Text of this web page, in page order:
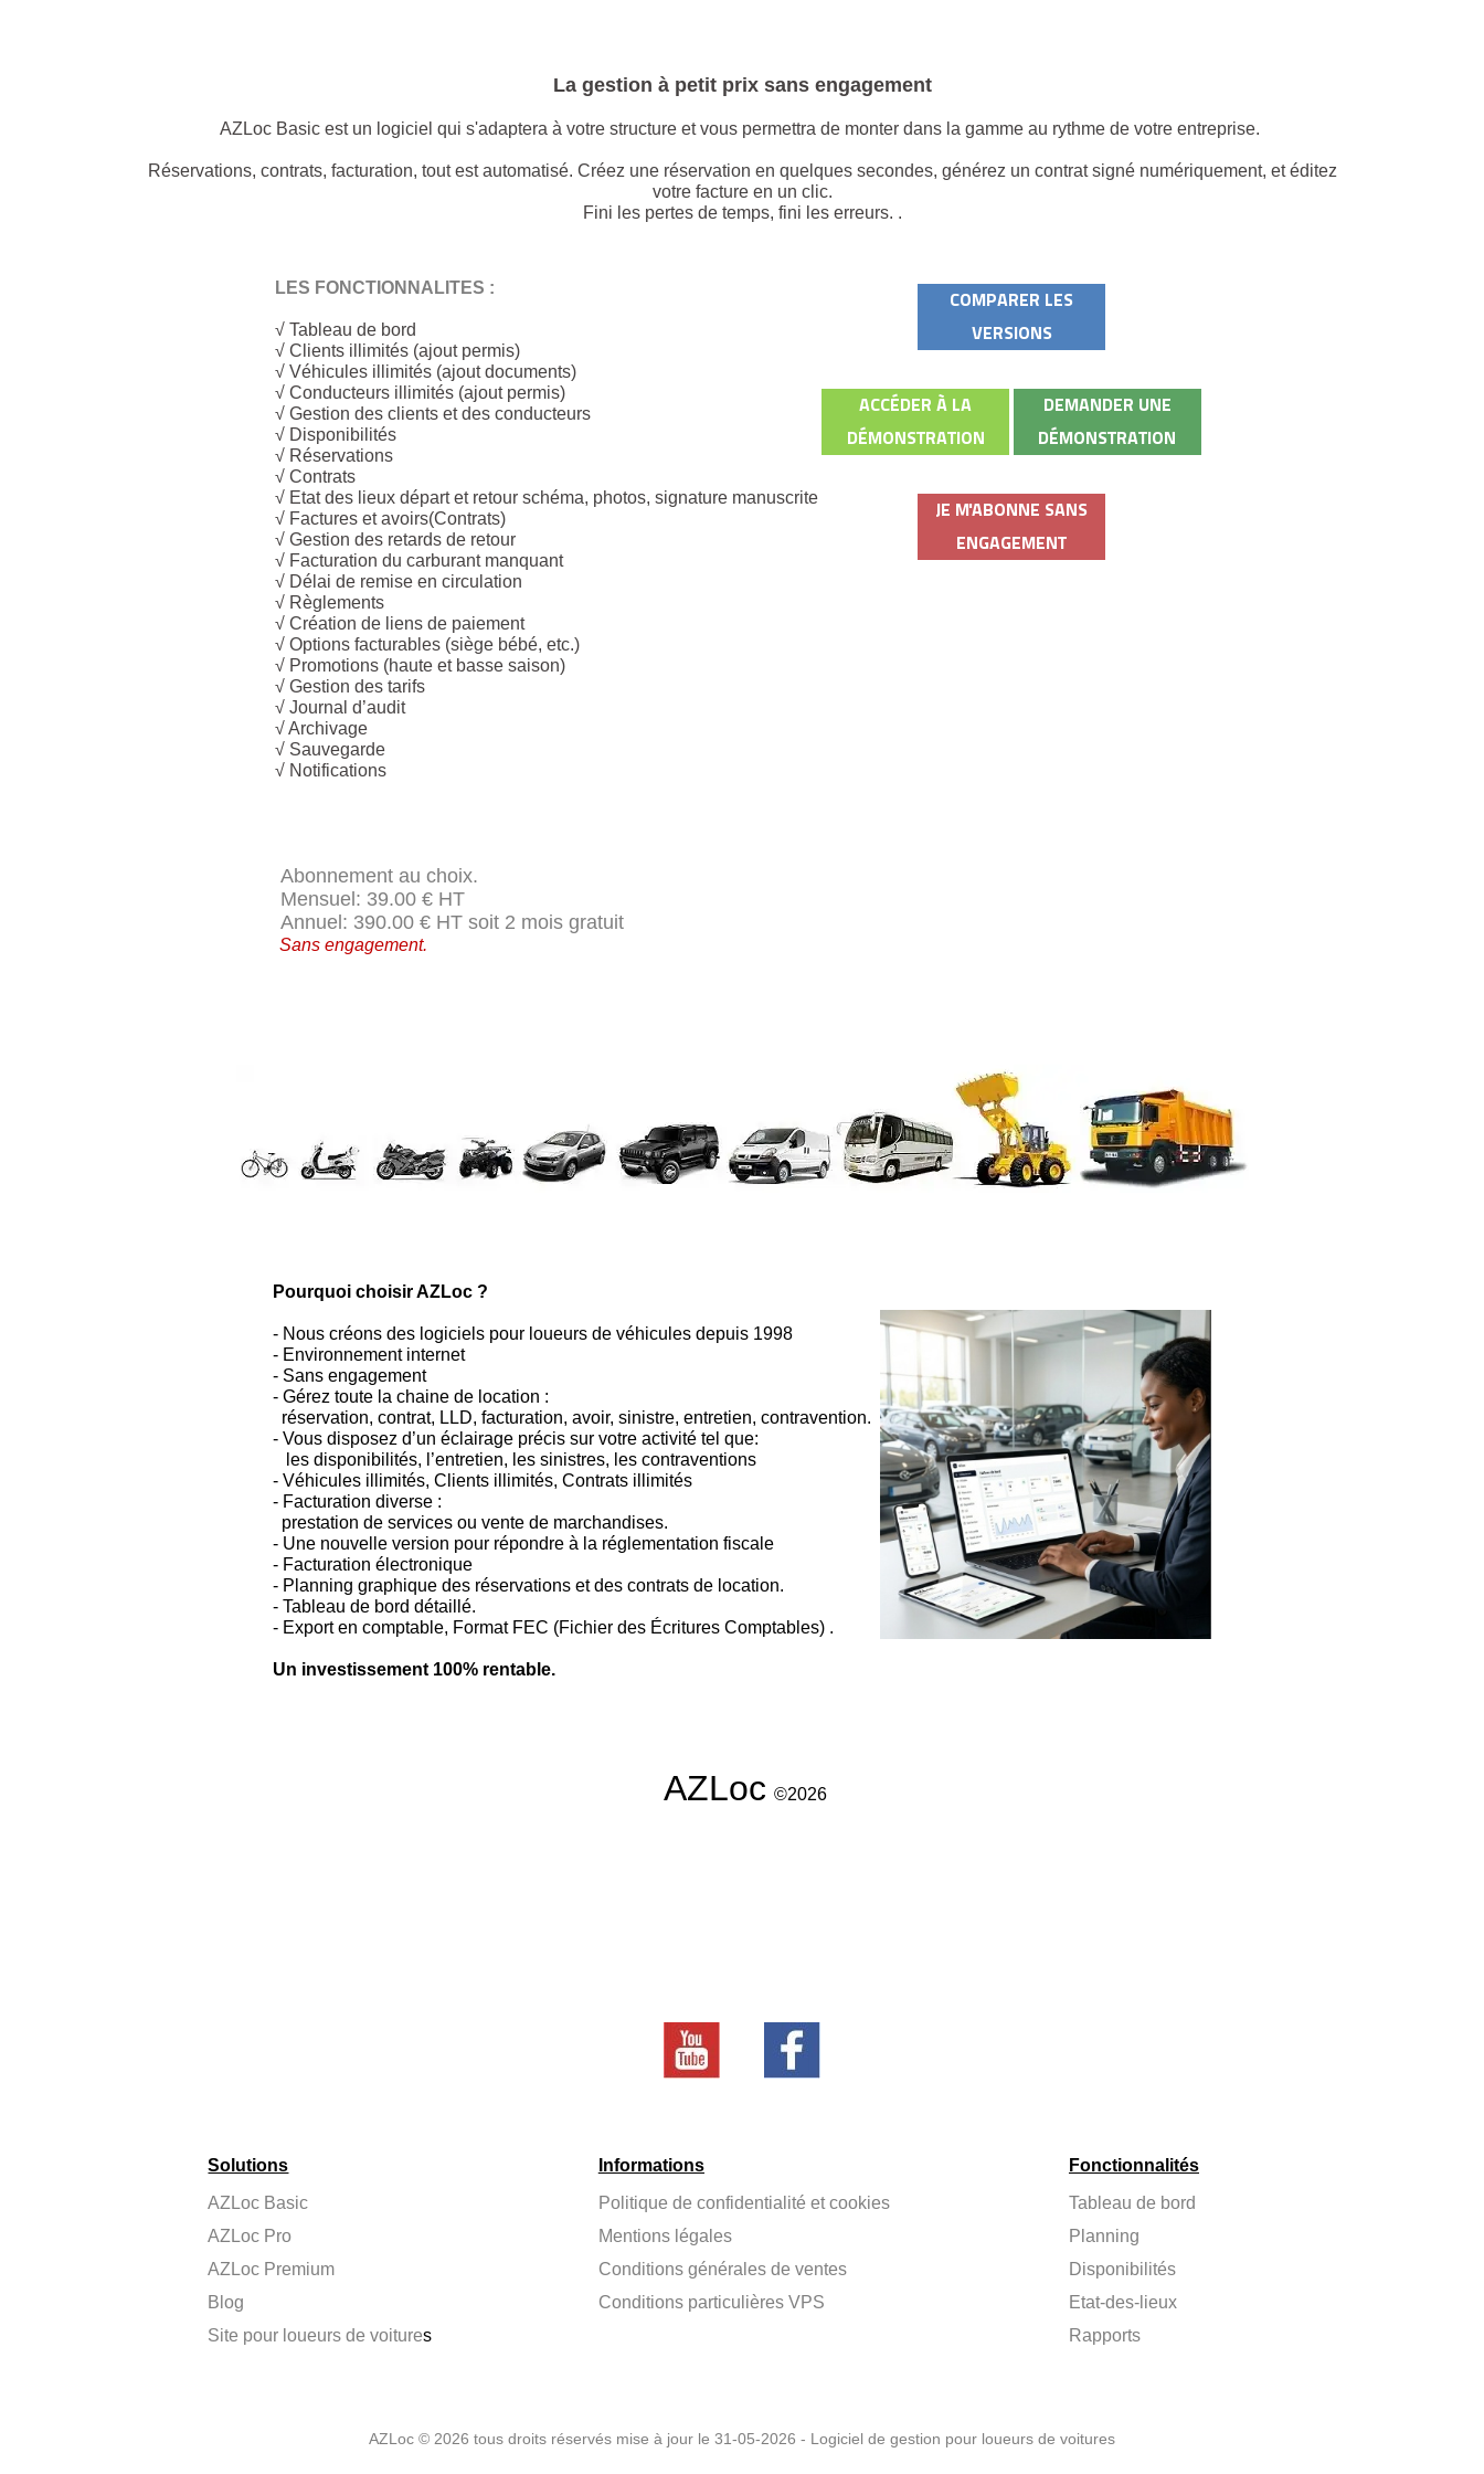
La gestion à petit prix sans engagement
AZLoc Basic est un logiciel qui s'adaptera à votre structure et vous permettra de monter dans la gamme au rythme de votre entreprise.
Réservations, contrats, facturation, tout est automatisé. Créez une réservation en quelques secondes, générez un contrat signé numériquement, et éditez
votre facture en un clic.
Fini les pertes de temps, fini les erreurs. .
LES FONCTIONNALITES :
√ Tableau de bord
√ Clients illimités (ajout permis)
√ Véhicules illimités (ajout documents)
√ Conducteurs illimités (ajout permis)
√ Gestion des clients et des conducteurs
√ Disponibilités
√ Réservations
√ Contrats
√ Etat des lieux départ et retour schéma, photos, signature manuscrite
√ Factures et avoirs(Contrats)
√ Gestion des retards de retour
√ Facturation du carburant manquant
√ Délai de remise en circulation
√ Règlements
√ Création de liens de paiement
√ Options facturables (siège bébé, etc.)
√ Promotions (haute et basse saison)
√ Gestion des tarifs
√ Journal d’audit
√ Archivage
√ Sauvegarde
√ Notifications
Abonnement au choix.
Mensuel: 39.00 € HT
Annuel: 390.00 € HT soit 2 mois gratuit
Sans engagement.
COMPARER LES
VERSIONS
ACCÉDER À LA
DÉMONSTRATION
DEMANDER UNE
DÉMONSTRATION
JE M'ABONNE SANS
ENGAGEMENT
Pourquoi choisir AZLoc ?
- Nous créons des logiciels pour loueurs de véhicules depuis 1998
- Environnement internet
- Sans engagement
- Gérez toute la chaine de location :
réservation, contrat, LLD, facturation, avoir, sinistre, entretien, contravention.
- Vous disposez d’un éclairage précis sur votre activité tel que:
les disponibilités, l’entretien, les sinistres, les contraventions
- Véhicules illimités, Clients illimités, Contrats illimités
- Facturation diverse :
prestation de services ou vente de marchandises.
- Une nouvelle version pour répondre à la réglementation fiscale
- Facturation électronique
- Planning graphique des réservations et des contrats de location.
- Tableau de bord détaillé.
- Export en comptable, Format FEC (Fichier des Écritures Comptables) .
Un investissement 100% rentable.
AZLoc ©2026
Solutions
AZLoc Basic
AZLoc Pro
AZLoc Premium
Blog
Site pour loueurs de voitures
Informations
Politique de confidentialité et cookies
Mentions légales
Conditions générales de ventes
Conditions particulières VPS
Fonctionnalités
Tableau de bord
Planning
Disponibilités
Etat-des-lieux
Rapports
AZLoc © 2026 tous droits réservés mise à jour le 31-05-2026 - Logiciel de gestion pour loueurs de voitures